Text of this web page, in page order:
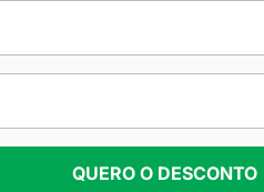
QUERO O DESCONTO